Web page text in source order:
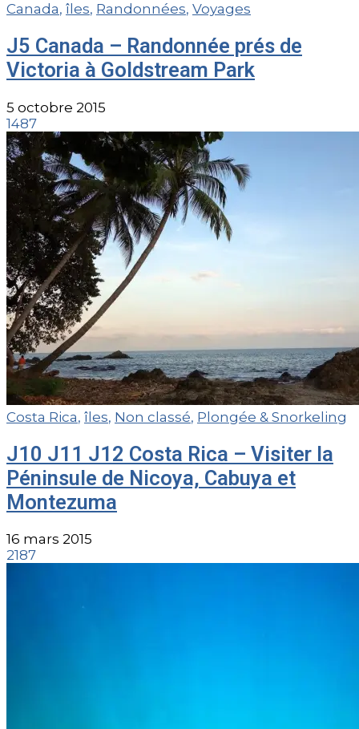
Canada, îles, Randonnées, Voyages
J5 Canada – Randonnée prés de
Victoria à Goldstream Park
5 octobre 2015
1487
Costa Rica, îles, Non classé, Plongée & Snorkeling
J10 J11 J12 Costa Rica – Visiter la
Péninsule de Nicoya, Cabuya et
Montezuma
16 mars 2015
2187